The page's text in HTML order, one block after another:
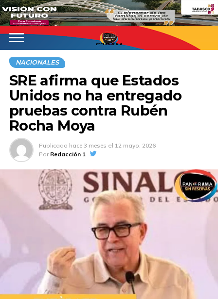
620AM
NACIONALES
SRE afirma que Estados
Unidos no ha entregado
pruebas contra Rubén
Rocha Moya
Publicado hace 3 meses el 12 mayo, 2026
Por Redacción 1